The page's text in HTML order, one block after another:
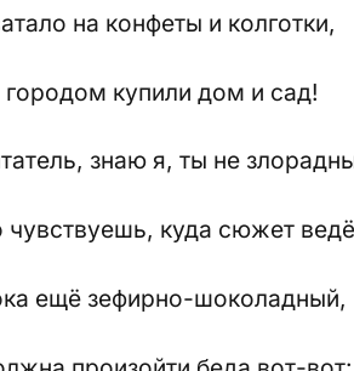
на конфеты и колготки,
городом купили дом и сад!
знаю я, ты не
чувствуешь, куда сюжет
ещё зефирно-шоколадный,